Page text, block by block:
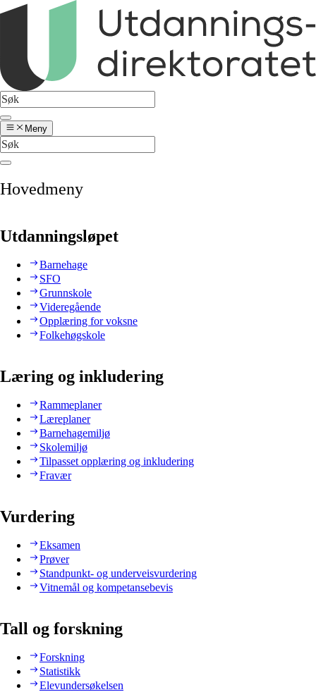
Meny
Hovedmeny
Utdanningsløpet
Barnehage
SFO
Grunnskole
Videregående
Opplæring for voksne
Folkehøgskole
Læring og inkludering
Rammeplaner
Læreplaner
Barnehagemiljø
Skolemiljø
Tilpasset opplæring og inkludering
Fravær
Vurdering
Eksamen
Prøver
Standpunkt- og underveisvurdering
Vitnemål og kompetansebevis
Tall og forskning
Forskning
Statistikk
Elevundersøkelsen